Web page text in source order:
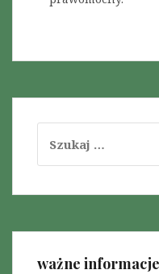
u
k
j
ważne informacje